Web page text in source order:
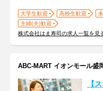
大学生歓迎 高校生歓迎
主婦(夫)歓迎
株式会社はま寿司の求人一覧を見
ABC-MART イオンモール
【